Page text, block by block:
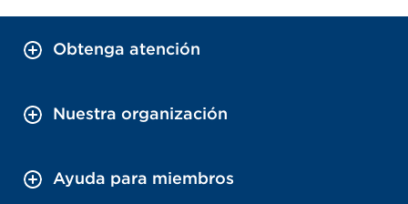
Obtenga atención
Nuestra organización
Ayuda para miembros